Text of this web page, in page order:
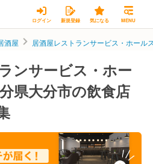
ログイン 新規登録 気になる MENU
酒屋 居酒屋レストランサービス・ホール
ンサービス・ホー
県大分市の飲食店